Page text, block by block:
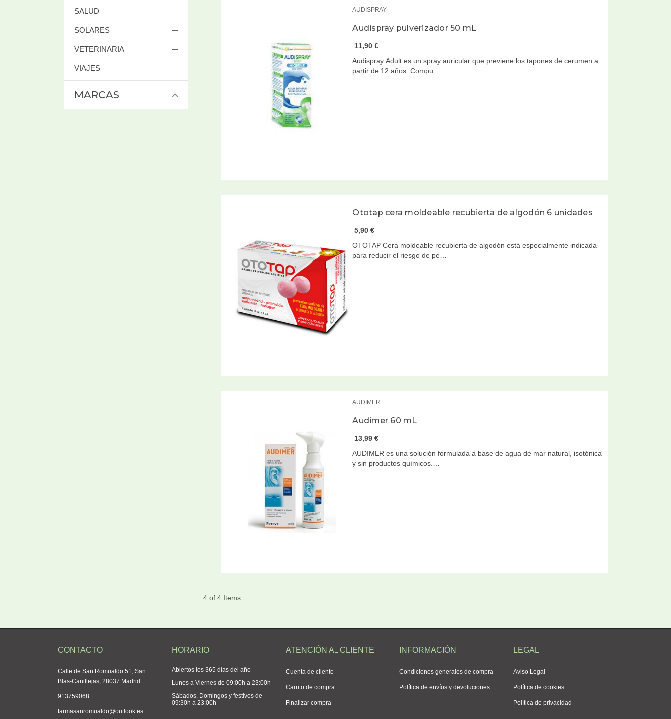
SALUD
SOLARES
VETERINARIA
VIAJES
MARCAS
AUDISPRAY
Audispray pulverizador 50 mL
11,90 €
Audispray Adult es un spray auricular que previene los tapones de cerumen a
partir de 12 años. Compu…
Ototap cera moldeable recubierta de algodón 6 unidades
5,90 €
OTOTAP Cera moldeable recubierta de algodón está especialmente indicada
para reducir el riesgo de pe…
AUDIMER
Audimer 60 mL
13,99 €
AUDIMER es una solución formulada a base de agua de mar natural, isotónica
y sin productos químicos.…
4 of 4 Items
CONTACTO
Calle de San Romualdo 51, San
Blas-Canillejas, 28037 Madrid
913759068
farmasanromualdo@outlook.es
HORARIO
Abiertos los 365 días del año
Lunes a Viernes de 09:00h a 23:00h
Sábados, Domingos y festivos de
09:30h a 23:00h
ATENCIÓN AL CLIENTE
Cuenta de cliente
Carrito de compra
Finalizar compra
INFORMACIÓN
Condiciones generales de compra
Política de envíos y devoluciones
LEGAL
Aviso Legal
Política de cookies
Política de privacidad